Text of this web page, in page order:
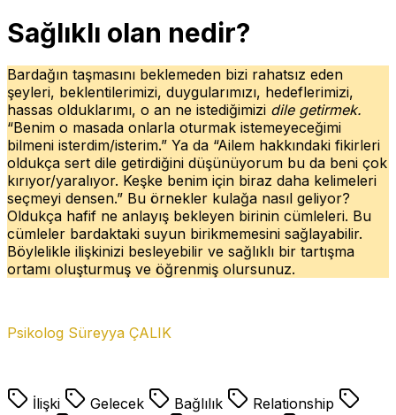
Sağlıklı olan nedir?
Bardağın taşmasını beklemeden bizi rahatsız eden
şeyleri, beklentilerimizi, duygularımızı, hedeflerimizi,
hassas olduklarımı, o an ne istediğimizi dile getirmek.
“Benim o masada onlarla oturmak istemeyeceğimi
bilmeni isterdim/isterim.” Ya da “Ailem hakkındaki fikirleri
oldukça sert dile getirdiğini düşünüyorum bu da beni çok
kırıyor/yaralıyor. Keşke benim için biraz daha kelimeleri
seçmeyi densen.” Bu örnekler kulağa nasıl geliyor?
Oldukça hafif ne anlayış bekleyen birinin cümleleri. Bu
cümleler bardaktaki suyun birikmemesini sağlayabilir.
Böylelikle ilişkinizi besleyebilir ve sağlıklı bir tartışma
ortamı oluşturmuş ve öğrenmiş olursunuz.
Psikolog Süreyya ÇALIK
İlişki Gelecek Bağlılık
Relationship